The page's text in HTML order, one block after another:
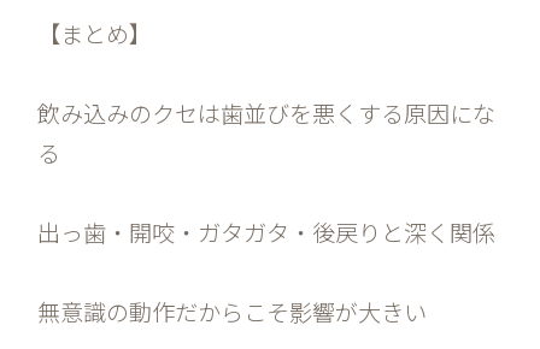
【まとめ】
飲み込みのクセは歯並びを悪くする原因にな
る
出っ歯・開咬・ガタガタ・後戻りと深く関係
無意識の動作だからこそ影響が大きい